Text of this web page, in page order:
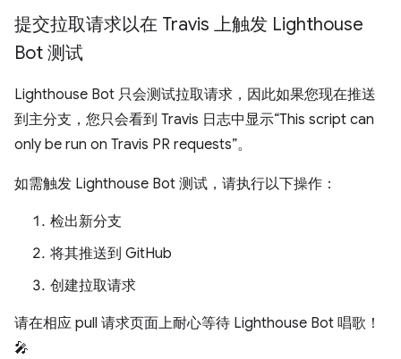
提交拉取请求以在 Travis 上触发 Lighthouse
Bot 测试
Lighthouse Bot 只会测试拉取请求，因此如果您现在推送
到主分支，您只会看到 Travis 日志中显示“This script can
only be run on Travis PR requests”。
如需触发 Lighthouse Bot 测试，请执行以下操作：
检出新分支
将其推送到 GitHub
创建拉取请求
请在相应 pull 请求页面上耐心等待 Lighthouse Bot 唱歌！
🎤